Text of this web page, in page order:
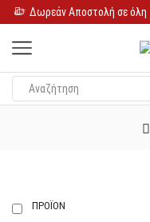
ΠΡΟΪΌΝ